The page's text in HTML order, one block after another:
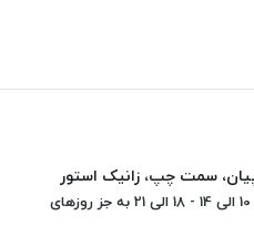
سمت چپ، زانیک استور
ساعت پاسخگویی : شنبه تا چهارشنبه 10 الی 14 - 18 الی 21 به جز روزهای